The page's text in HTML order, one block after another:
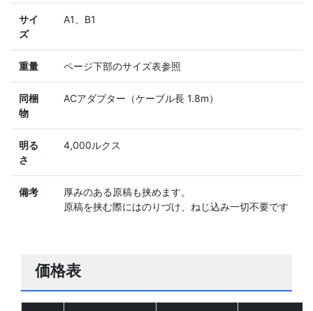
サイ
ズ
A1、B1
重量 ページ下部のサイズ表参照
同梱
物
ACアダプター（ケーブル長 1.8m）
明る
さ
4,000ルクス
備考
厚みのある原稿も挟めます。
原稿を挟む際にはのりづけ、ねじ込み一切不要です
価格表